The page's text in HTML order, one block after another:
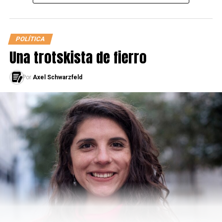
Encuesta de elaboración propia realizada durante el mes
de abril a 100 judíos de entre 18 y 80 años del AMBA.
Pener insiste en su preocupación por la seguridad ante
algunos dichos del presidente y asegura que no le influye
POLÍTICA
Una trotskista de fierro
Por Axel Schwarzfeld